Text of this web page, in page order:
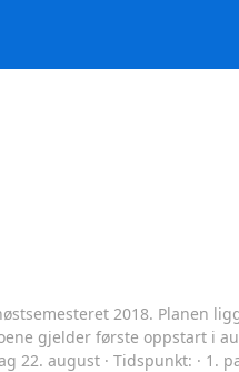
2018. Planen
gjelder første oppstart i
22. august · Tidspunkt: · 1.